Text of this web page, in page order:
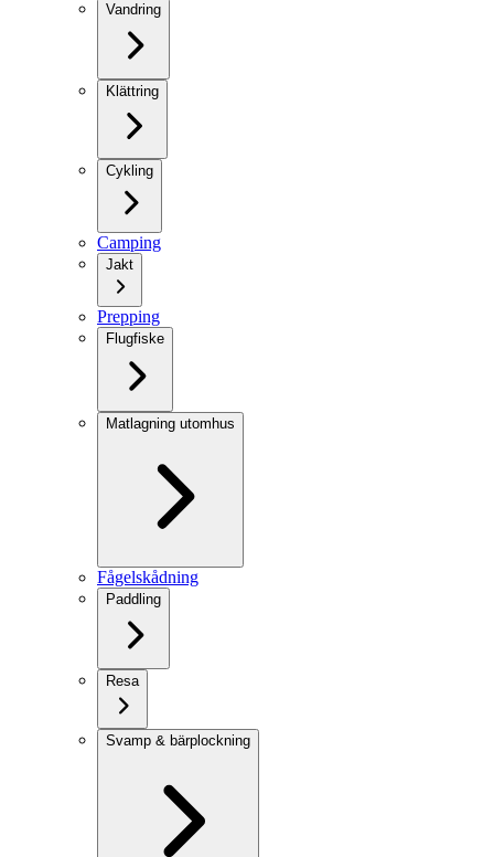
Vandring
Klättring
Cykling
Camping
Jakt
Prepping
Flugfiske
Matlagning utomhus
Fågelskådning
Paddling
Resa
Svamp & bärplockning